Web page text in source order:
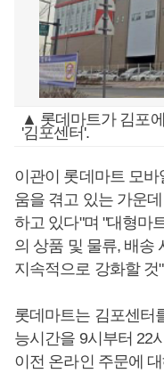
▲ 롯데마트가 김포
'김포센터'.
이관이 롯데마트 모
움을 겪고 있는 가운
하고 있다"며 "대형마
의 상품 및 물류, 배송
지속적으로 강화할 것
롯데마트는 김포센터
능시간을 9시부터 22
이전 온라인 주문에